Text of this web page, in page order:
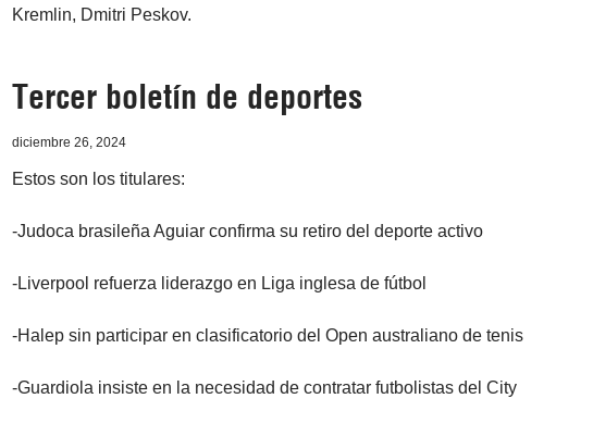
Kremlin, Dmitri Peskov.
Tercer boletín de deportes
diciembre 26, 2024
Estos son los titulares:
-Judoca brasileña Aguiar confirma su retiro del deporte activo
-Liverpool refuerza liderazgo en Liga inglesa de fútbol
-Halep sin participar en clasificatorio del Open australiano de tenis
-Guardiola insiste en la necesidad de contratar futbolistas del City